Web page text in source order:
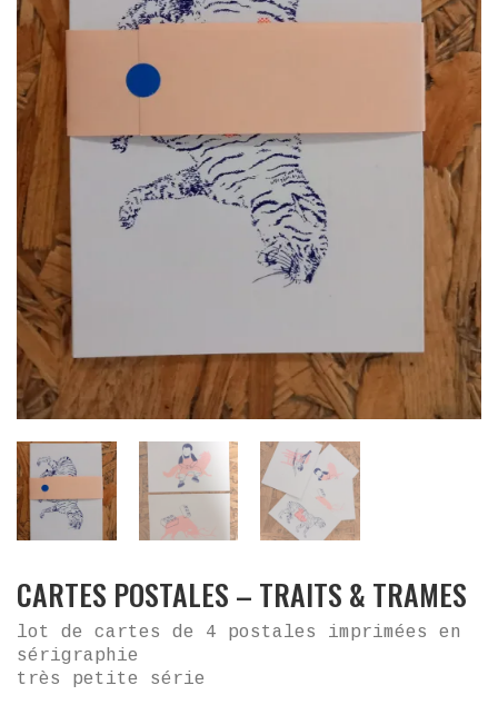
CARTES POSTALES – TRAITS & TRAMES
lot de cartes de 4 postales imprimées en
sérigraphie
très petite série